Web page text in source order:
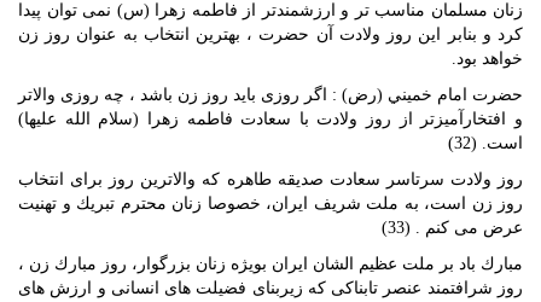
زنان مسلمان مناسب‏ تر و ارزشمندتر از فاطمه زهرا (س) نمى‏ توان پيدا
كرد و بنابر اين روز ولادت آن حضرت ، بهترين انتخاب به عنوان روز زن
خواهد بود.
حضرت امام خميني (رض) : اگر روزى بايد روز زن باشد ، چه روزى والاتر
و افتخارآميزتر از روز ولادت با سعادت فاطمه زهرا (سلام الله عليها)
است. (32)
روز ولادت سرتاسر سعادت صديقه طاهره كه والاترين روز براى انتخاب
روز زن است، به ملت‏ شريف ايران، خصوصا زنان محترم تبريك و تهنيت
عرض مى ‏كنم . (33)
مبارك باد بر ملت عظيم‏ الشان ايران بويژه زنان بزرگوار، روز مبارك زن ،
روز شرافتمند عنصر تابناكى كه زيربناى فضيلت هاى انسانى و ارزش هاى